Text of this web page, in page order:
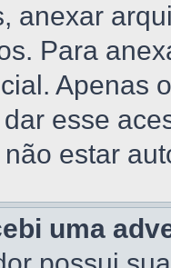
anexar
Para
Apenas
esse
estar
uma